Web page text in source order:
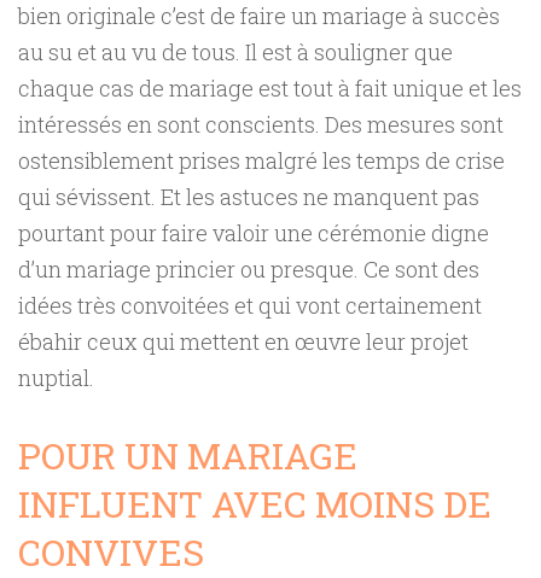
bien originale c’est de faire un mariage à succès
au su et au vu de tous. Il est à souligner que
chaque cas de mariage est tout à fait unique et les
intéressés en sont conscients. Des mesures sont
ostensiblement prises malgré les temps de crise
qui sévissent. Et les astuces ne manquent pas
pourtant pour faire valoir une cérémonie digne
d’un mariage princier ou presque. Ce sont des
idées très convoitées et qui vont certainement
ébahir ceux qui mettent en œuvre leur projet
nuptial.
POUR UN MARIAGE
INFLUENT AVEC MOINS DE
CONVIVES